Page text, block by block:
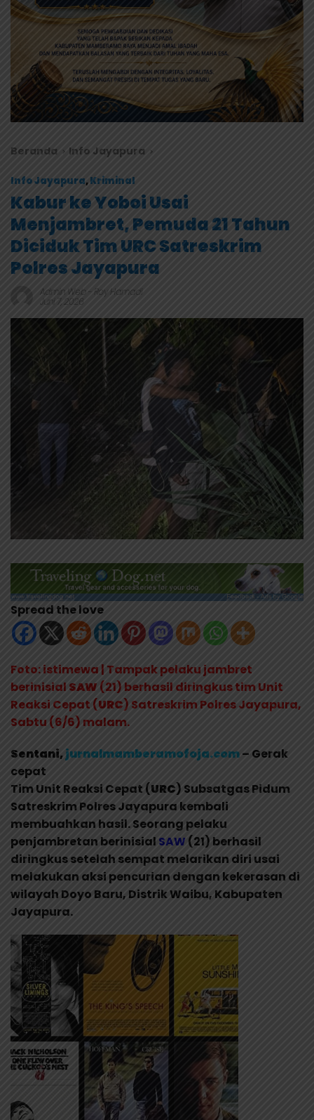
Beranda Info Jayapura
Info Jayapura,Kriminal
Kabur ke Yoboi Usai
Menjambret, Pemuda 21 Tahun
Diciduk Tim URC Satreskrim
Polres Jayapura
Admin Web - Roy Hamadi
Juni 7, 2026
Spread the love
Foto: istimewa | Tampak pelaku jambret
berinisial SAW (21) berhasil diringkus tim Unit
Reaksi Cepat (URC) Satreskrim Polres Jayapura,
Sabtu (6/6) malam.
Sentani,jurnalmamberamofoja.com– Gerak
cepat
Tim Unit Reaksi Cepat (URC) Subsatgas Pidum
Satreskrim Polres Jayapura kembali
membuahkan hasil. Seorang pelaku
penjambretan berinisial SAW (21) berhasil
diringkus setelah sempat melarikan diri usai
melakukan aksi pencurian dengan kekerasan di
wilayah Doyo Baru, Distrik Waibu, Kabupaten
Jayapura.